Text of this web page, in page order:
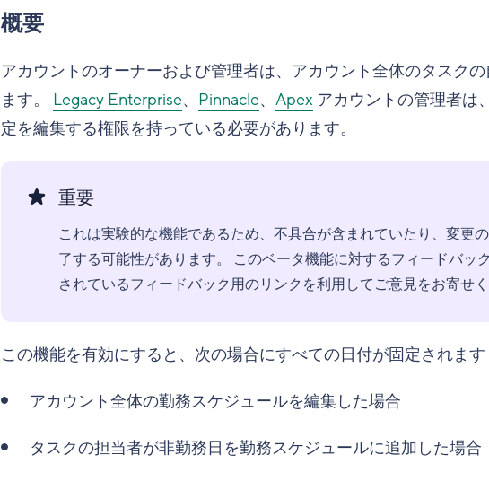
概要
アカウントのオーナーおよび管理者は、アカウント全体のタスク
ます。 Legacy Enterprise、 Pinnacle、 Apexアカウントの管理者は
定を編集する権限を持っている必要があります。
重要
これは実験的な機能であるため、不具合が含まれていたり、変更
了する可能性があります。 このベータ機能に対するフィードバッ
されているフィードバック用のリンクを利用してご意見をお寄せく
この機能を有効にすると、次の場合にすべての日付が固定されます
アカウント全体の勤務スケジュールを編集した場合
タスクの担当者が非勤務日を勤務スケジュールに追加した場合